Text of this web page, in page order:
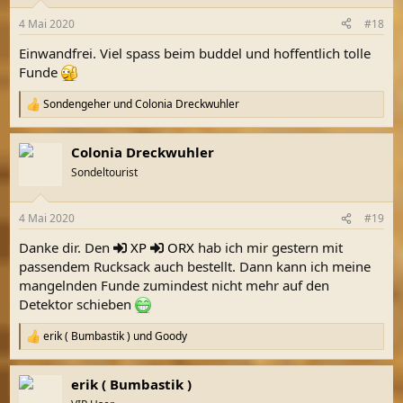
e
:
4 Mai 2020 #18
Einwandfrei. Viel spass beim buddel und hoffentlich tolle
Funde
R
e
a
k
e
:
Sondengeher undColonia Dreckwuhler
Colonia Dreckwuhler
Sondeltourist
4 Mai 2020 #19
Danke dir. Den XP ORX hab ich mir gestern mit
passendem Rucksack auch bestellt. Dann kann ich meine
mangelnden Funde zumindest nicht mehr auf den
Detektor schieben
R
e
a
k
erik ( Bumbastik ) undGoody
erik ( Bumbastik )